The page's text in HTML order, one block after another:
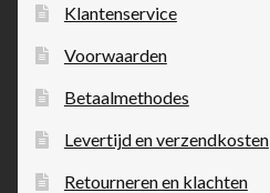
Klantenservice
Voorwaarden
Betaalmethodes
Levertijd en verzendkosten
Retourneren en klachten